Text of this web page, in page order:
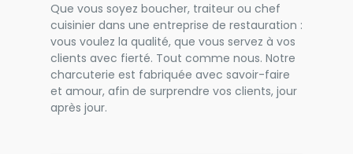
Que vous soyez boucher, traiteur ou chef
cuisinier dans une entreprise de restauration :
vous voulez la qualité, que vous servez à vos
clients avec fierté. Tout comme nous. Notre
charcuterie est fabriquée avec savoir-faire
et amour, afin de surprendre vos clients, jour
après jour.